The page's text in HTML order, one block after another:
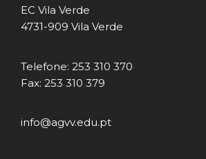
EC Vila Verde
4731-909 Vila Verde
Telefone: 253 310 370
Fax: 253 310 379
info@agvv.edu.pt